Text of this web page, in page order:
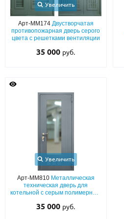
Увеличить
Арт-ММ174 Двустворчатая
противопожарная дверь серого
цвета с решетками вентиляции
35 000 руб.
Увеличить
Арт-ММ810 Металлическая
техническая дверь для
котельной с серым полимерным
стеклом, выдавленным
35 000 руб.